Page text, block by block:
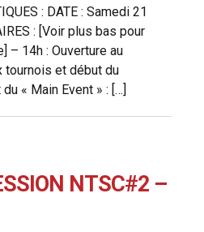
: DATE : Samedi 21
: [Voir plus bas pour
– 14h : Ouverture au
tournois et début du
« Main Event » : […]
NTSC#2 –